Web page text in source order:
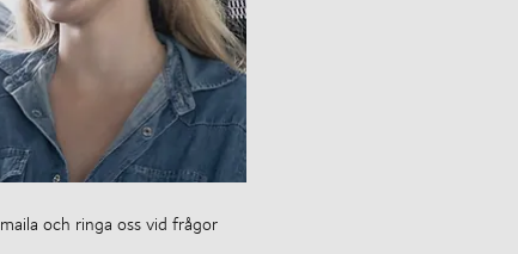
och ringa oss vid frågor